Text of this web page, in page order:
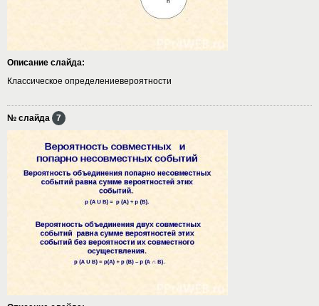
Описание слайда:
Классическое определениевероятности
№ слайда 7